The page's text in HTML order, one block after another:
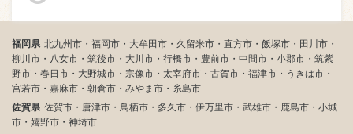
福岡県 北九州市・福岡市・大牟田市・久留米市・直方市・飯塚市・田川市・
柳川市・八女市・筑後市・大川市・行橋市・豊前市・中間市・小郡市・筑紫
野市・春日市・大野城市・宗像市・太宰府市・古賀市・福津市・うきは市・
宮若市・嘉麻市・朝倉市・みやま市・糸島市
佐賀県 佐賀市・唐津市・鳥栖市・多久市・伊万里市・武雄市・鹿島市・小城
市・嬉野市・神埼市